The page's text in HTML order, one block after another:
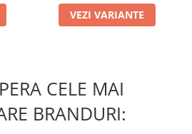
capului
VEZI VARIANTE
CELE MAI
BRANDURI: